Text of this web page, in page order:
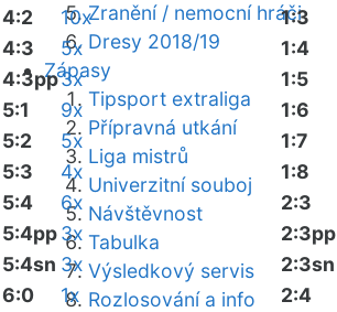
Zranění / nemocní hráči
Dresy 2018/19
Zápasy
Tipsport extraliga
Přípravná utkání
Liga mistrů
Univerzitní souboj
Návštěvnost
Tabulka
Výsledkový servis
Rozlosování a info
4:2
10x
4:3
5x
4:3pp3x
5:1
9x
5:2
5x
5:3
4x
5:4
6x
5:4pp3x
5:4sn 3x
6:0
1x
1:3
1:4
1:5
1:6
1:7
1:8
2:3
2:3pp
2:3sn
2:4